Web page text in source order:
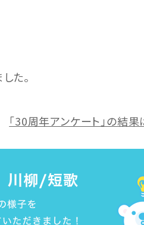
た。
「30周年アンケート」の結果